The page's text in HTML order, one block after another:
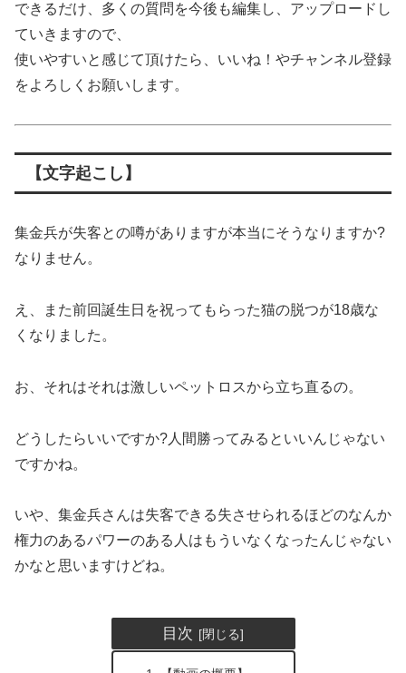
できるだけ、多くの質問を今後も編集し、アップロードし
ていきますので、
使いやすいと感じて頂けたら、いいね！やチャンネル登録
をよろしくお願いします。
【文字起こし】
集金兵が失客との噂がありますが本当にそうなりますか?
なりません。
え、また前回誕生日を祝ってもらった猫の脱つが18歳な
くなりました。
お、それはそれは激しいペットロスから立ち直るの。
どうしたらいいですか?人間勝ってみるといいんじゃない
ですかね。
いや、集金兵さんは失客できる失させられるほどのなんか
権力のあるパワーのある人はもういなくなったんじゃない
かなと思いますけどね。
目次